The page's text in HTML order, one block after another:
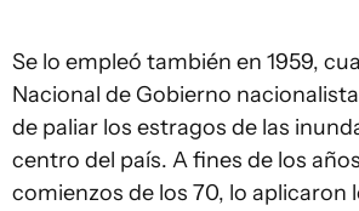
Se lo empleó también en 1959,
Nacional de Gobierno
de paliar los estragos de las
centro del país. A fines de los
comienzos de los 70, lo aplicaron